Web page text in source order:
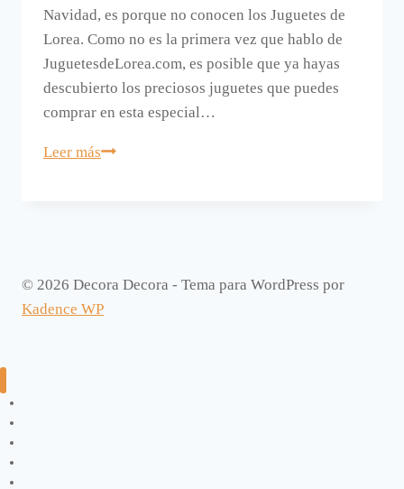
Navidad, es porque no conocen los Juguetes de
Lorea. Como no es la primera vez que hablo de
JuguetesdeLorea.com, es posible que ya hayas
descubierto los preciosos juguetes que puedes
comprar en esta especial…
Leer másJuguetes
© 2026 Decora Decora - Tema para WordPress por
Kadence WP